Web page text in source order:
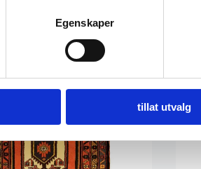
Egenskaper
tillat utvalg